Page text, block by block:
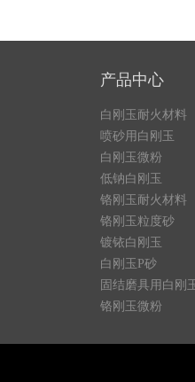
产品中心
白刚玉耐火材料
喷砂用白刚玉
白刚玉微粉
低钠白刚玉
铬刚玉耐火材料
铬刚玉粒度砂
镀铱白刚玉
白刚玉P砂
固结磨具用白刚
铬刚玉微粉